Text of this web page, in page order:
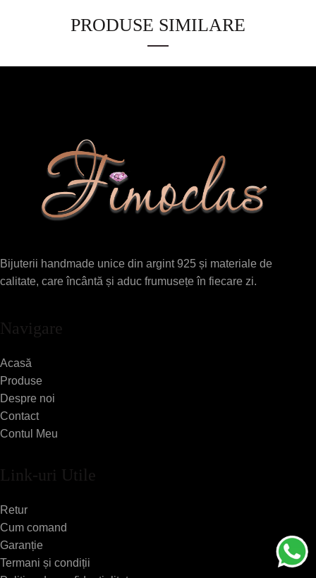
PRODUSE SIMILARE
Bijuterii handmade unice din argint 925 și materiale de
calitate, care încântă și aduc frumusețe în fiecare zi.
Navigare
Acasă
Produse
Despre noi
Contact
Contul Meu
Link-uri Utile
Retur
Cum comand
Garanție
Termani și condiții